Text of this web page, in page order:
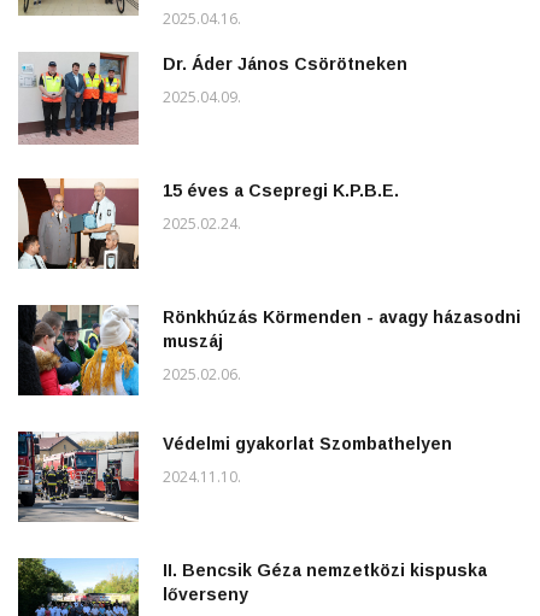
2025.04.16.
Dr. Áder János Csörötneken
2025.04.09.
15 éves a Csepregi K.P.B.E.
2025.02.24.
Rönkhúzás Körmenden - avagy házasodni
muszáj
2025.02.06.
Védelmi gyakorlat Szombathelyen
2024.11.10.
II. Bencsik Géza nemzetközi kispuska
lőverseny